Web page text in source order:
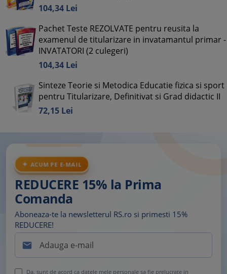
104,34 Lei
Pachet Teste REZOLVATE pentru reusita la
examenul de titularizare in invatamantul primar -
INVATATORI (2 culegeri)
104,34 Lei
Sinteze Teorie si Metodica Educatie fizica si sport
pentru Titularizare, Definitivat si Grad didactic II
72,15 Lei
ACUM PE E-MAIL
REDUCERE 15% la Prima
Comanda
Aboneaza-te la newsletterul RS.ro si primesti 15%
REDUCERE!

Da, sunt de acord ca datele mele personale sa fie prelucrate in